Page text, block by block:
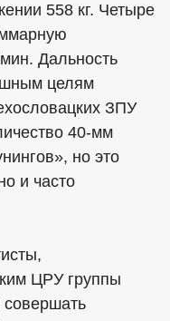
558 кг. Четыре
Дальность
целям
ЗПУ
40-мм
но это
и часто
ЦРУ группы
совершать